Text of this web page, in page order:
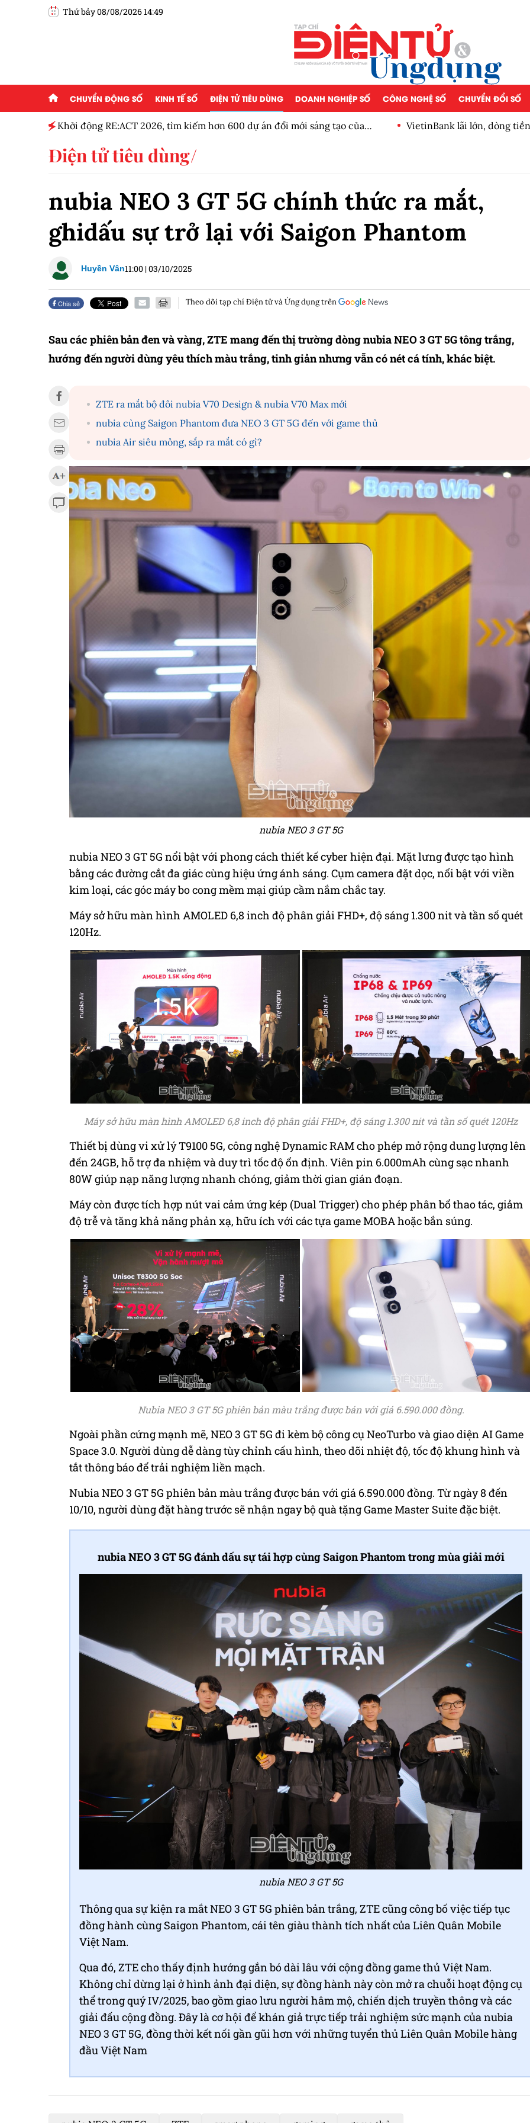
Thứ bảy 08/08/2026 14:49
CHUYỂN ĐỘNG SỐ KINH TẾ SỐ ĐIỆN TỬ TIÊU DÙNG DOANH NGHIỆP SỐ CÔNG NGHỆ SỐ CHUYỂN ĐỔI SỐ
Khởi động RE:ACT 2026, tìm kiếm hơn 600 dự án đổi mới sáng tạo của
VietinBank lãi lớn, dòng
Điện tử tiêu dùng
nubia NEO 3 GT 5G chính thức ra mắt,
ghidấu sự trở lại với Saigon Phantom
Huyền Vân11:00 |03/10/2025
Chia sẻ Theo dõi tạp chí Điện tử và Ứng dụng trên
Sau các phiên bản đen và vàng, ZTE mang đến thị trường dòng nubia NEO 3 GT 5G tông trắng,
hướng đến người dùng yêu thích màu trắng, tinh giản nhưng vẫn có nét cá tính, khác biệt.
ZTE ra mắt bộ đôi nubia V70 Design & nubia V70 Max mới
nubia cùng Saigon Phantom đưa NEO 3 GT 5G đến với game thủ
nubia Air siêu mỏng, sắp ra mắt có gì?
nubia NEO 3 GT 5G
nubia NEO 3 GT 5G nổi bật với phong cách thiết kế cyber hiện đại. Mặt lưng được tạo hình
bằng các đường cắt đa giác cùng hiệu ứng ánh sáng. Cụm camera đặt dọc, nổi bật với viền
kim loại, các góc máy bo cong mềm mại giúp cầm nắm chắc tay.
Máy sở hữu màn hình AMOLED 6,8 inch độ phân giải FHD+, độ sáng 1.300 nit và tần số quét
120Hz.
Máy sở hữu màn hình AMOLED 6,8 inch độ phân giải FHD+, độ sáng 1.300 nit và tần số quét 120Hz
Thiết bị dùng vi xử lý T9100 5G, công nghệ Dynamic RAM cho phép mở rộng dung lượng lên
đến 24GB, hỗ trợ đa nhiệm và duy trì tốc độ ổn định. Viên pin 6.000mAh cùng sạc nhanh
80W giúp nạp năng lượng nhanh chóng, giảm thời gian gián đoạn.
Máy còn được tích hợp nút vai cảm ứng kép (Dual Trigger) cho phép phân bổ thao tác, giảm
độ trễ và tăng khả năng phản xạ, hữu ích với các tựa game MOBA hoặc bắn súng.
Nubia NEO 3 GT 5G phiên bản màu trắng được bán với giá 6.590.000 đồng.
Ngoài phần cứng mạnh mẽ, NEO 3 GT 5G đi kèm bộ công cụ NeoTurbo và giao diện AI Game
Space 3.0. Người dùng dễ dàng tùy chỉnh cấu hình, theo dõi nhiệt độ, tốc độ khung hình và
tắt thông báo để trải nghiệm liền mạch.
Nubia NEO 3 GT 5G phiên bản màu trắng được bán với giá 6.590.000 đồng. Từ ngày 8 đến
10/10, người dùng đặt hàng trước sẽ nhận ngay bộ quà tặng Game Master Suite đặc biệt.
nubia NEO 3 GT 5G đánh dấu sự tái hợp cùng Saigon Phantom trong mùa giải mới
nubia NEO 3 GT 5G
Thông qua sự kiện ra mắt NEO 3 GT 5G phiên bản trắng, ZTE cũng công bố việc tiếp tục
đồng hành cùng Saigon Phantom, cái tên giàu thành tích nhất của Liên Quân Mobile
Việt Nam.
Qua đó, ZTE cho thấy định hướng gắn bó dài lâu với cộng đồng game thủ Việt Nam.
Không chỉ dừng lại ở hình ảnh đại diện, sự đồng hành này còn mở ra chuỗi hoạt động cụ
thể trong quý IV/2025, bao gồm giao lưu người hâm mộ, chiến dịch truyền thông và các
giải đấu cộng đồng. Đây là cơ hội để khán giả trực tiếp trải nghiệm sức mạnh của nubia
NEO 3 GT 5G, đồng thời kết nối gần gũi hơn với những tuyển thủ Liên Quân Mobile hàng
đầu Việt Nam